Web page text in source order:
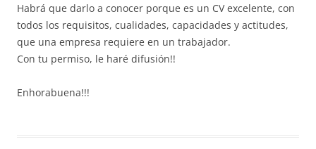
Habrá que darlo a conocer porque es un CV excelente, con
todos los requisitos, cualidades, capacidades y actitudes,
que una empresa requiere en un trabajador.
Con tu permiso, le haré difusión!!
Enhorabuena!!!